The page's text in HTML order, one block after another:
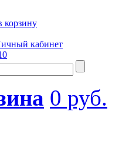
корзину
кабинет
0 руб.